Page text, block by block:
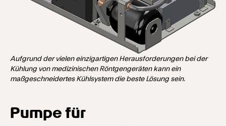
Aufgrund der vielen einzigartigen Herausforderungen bei der
Kühlung von medizinischen Röntgengeräten kann ein
maßgeschneidertes Kühlsystem die beste Lösung sein.
Pumpe für